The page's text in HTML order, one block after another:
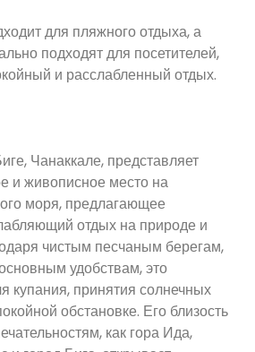
для пляжного отдыха, а
подходят для посетителей,
и расслабленный отдых.
Чанаккале, представляет
и живописное место на
моря, предлагающее
отдых на природе и
чистым песчаным берегам,
удобствам, это
купания, принятия солнечных
обстановке. Его близость
как гора Ида,